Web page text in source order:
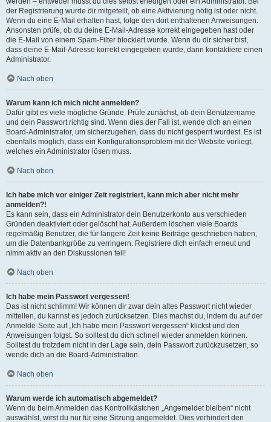
der Registrierung wurde dir mitgeteilt, ob eine Aktivierung nötig ist oder nicht.
Wenn du eine E-Mail erhalten hast, folge den dort enthaltenen Anweisungen.
Ansonsten prüfe, ob du deine E-Mail-Adresse korrekt eingegeben hast oder
die E-Mail von einem Spam-Filter blockiert wurde. Wenn du dir sicher bist,
dass deine E-Mail-Adresse korrekt eingegeben wurde, dann kontaktiere einen
Administrator.
Nach oben
Warum kann ich mich nicht anmelden?
Dafür gibt es viele mögliche Gründe. Prüfe zunächst, ob dein Benutzername
und dein Passwort richtig sind. Wenn dies der Fall ist, wende dich an einen
Board-Administrator, um sicherzugehen, dass du nicht gesperrt wurdest. Es ist
ebenfalls möglich, dass ein Konfigurationsproblem mit der Website vorliegt,
welches ein Administrator lösen muss.
Nach oben
Ich habe mich vor einiger Zeit registriert, kann mich aber nicht mehr
anmelden?!
Es kann sein, dass ein Administrator dein Benutzerkonto aus verschieden
Gründen deaktiviert oder gelöscht hat. Außerdem löschen viele Boards
regelmäßig Benutzer, die für längere Zeit keine Beiträge geschrieben haben,
um die Datenbankgröße zu verringern. Registriere dich einfach erneut und
nimm aktiv an den Diskussionen teil!
Nach oben
Ich habe mein Passwort vergessen!
Das ist nicht schlimm! Wir können dir zwar dein altes Passwort nicht wieder
mitteilen, du kannst es jedoch zurücksetzen. Dies machst du, indem du auf der
Anmelde-Seite auf „Ich habe mein Passwort vergessen“ klickst und den
Anweisungen folgst. So solltest du dich schnell wieder anmelden können.
Solltest du trotzdem nicht in der Lage sein, dein Passwort zurückzusetzen, so
wende dich an die Board-Administration.
Nach oben
Warum werde ich automatisch abgemeldet?
Wenn du beim Anmelden das Kontrollkästchen „Angemeldet bleiben“ nicht
auswählst, wirst du nur für eine Sitzung angemeldet. Dies verhindert den